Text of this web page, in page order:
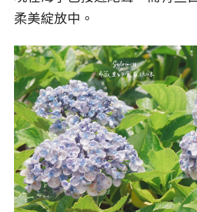
柔美綻放中。